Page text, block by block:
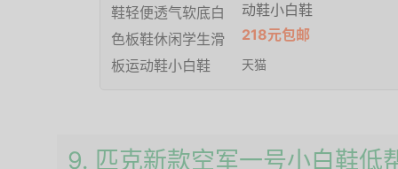
动鞋小白鞋
218元包邮
天猫
9. 匹克新款空军一号小白鞋低